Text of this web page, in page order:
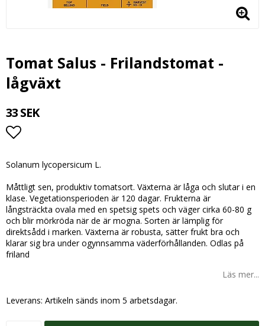
Tomat Salus - Frilandstomat -
lågväxt
33 SEK
Solanum lycopersicum L.
Måttligt sen, produktiv tomatsort. Växterna är låga och slutar i en
klase. Vegetationsperioden är 120 dagar. Frukterna är
långsträckta ovala med en spetsig spets och väger cirka 60-80 g
och blir mörkröda när de är mogna. Sorten är lämplig för
direktsådd i marken. Växterna är robusta, sätter frukt bra och
klarar sig bra under ogynnsamma väderförhållanden. Odlas på
friland
Läs mer...
Leverans: Artikeln sänds inom 5 arbetsdagar.